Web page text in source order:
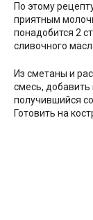
По этому
приятным
понадобится 2
сливочного
Из сметаны и
смесь, добавить
получившийся
Готовить на